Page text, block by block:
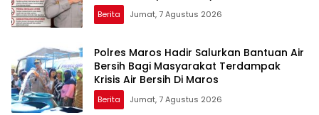
Berita Jumat, 7 Agustus 2026
Polres Maros Hadir Salurkan Bantuan Air
Bersih Bagi Masyarakat Terdampak
Krisis Air Bersih Di Maros
Berita Jumat, 7 Agustus 2026